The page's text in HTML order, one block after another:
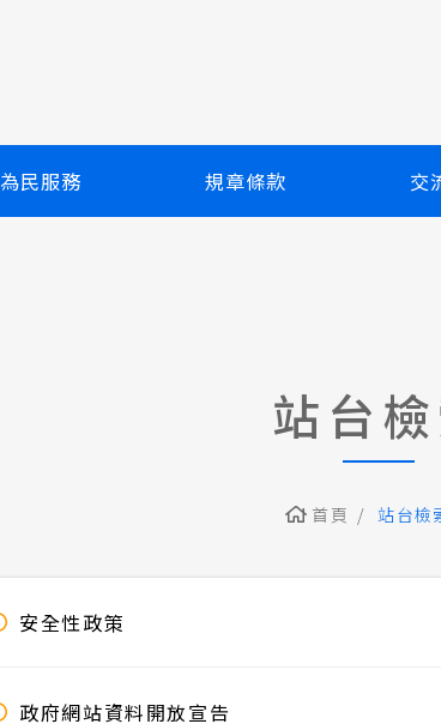
為民服務 規章條款 交
站台
首頁 站台檢
安全性政策
政府網站資料開放宣告